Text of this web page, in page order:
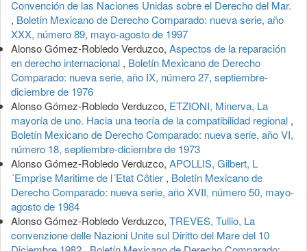
Convención de las Naciones Unidas sobre el Derecho del Mar.
, Boletín Mexicano de Derecho Comparado: nueva serie, año
XXX, número 89, mayo-agosto de 1997
Alonso Gómez-Robledo Verduzco, Aspectos de la reparación
en derecho internacional , Boletín Mexicano de Derecho
Comparado: nueva serie, año IX, número 27, septiembre-
diciembre de 1976
Alonso Gómez-Robledo Verduzco, ETZIONI, Minerva, La
mayoría de uno. Hacia una teoría de la compatibilidad regional ,
Boletín Mexicano de Derecho Comparado: nueva serie, año VI,
número 18, septiembre-diciembre de 1973
Alonso Gómez-Robledo Verduzco, APOLLIS, Gilbert, L
´Emprise Maritime de l´Etat Côtier , Boletín Mexicano de
Derecho Comparado: nueva serie, año XVII, número 50, mayo-
agosto de 1984
Alonso Gómez-Robledo Verduzco, TREVES, Tullio, La
convenzione delle Nazioni Unite sul Diritto del Mare del 10